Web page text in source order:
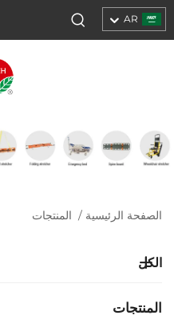
AR
الصفحة الرئيسية / المنتجات
الكل
المنتجات